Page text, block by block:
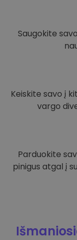
Saugokite
Keiskite savo į
vargo
Parduokite
pinigus atgal į